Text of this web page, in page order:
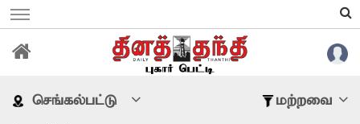
செங்கல்பட்டு மற்றவை